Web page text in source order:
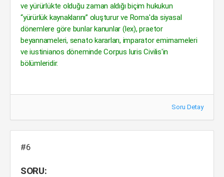
ve yürürlükte olduğu zaman aldığı biçim hukukun
“yürürlük kaynaklarını” oluşturur ve Roma'da siyasal
dönemlere göre bunlar kanunlar (lex), praetor
beyannameleri, senato kararları, imparator emirnameleri
ve iustinianos döneminde Corpus luris Civilis'in
bölümleridir.
Soru Detay
#6
SORU: